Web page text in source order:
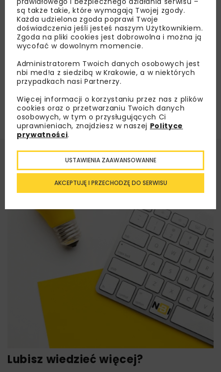
na linię KDP Warszawa – Łódź
Załaduj więcej...
Lubisz wiedzieć więcej?
są także takie, które wymagają Twojej zgody.
Każda udzielona zgoda poprawi Twoje
doświadczenia jeśli jesteś naszym Użytkownikiem.
Zgoda na pliki cookies jest dobrowolna i można ją
wycofać w dowolnym momencie.
Administratorem Twoich danych osobowych jest
nbi med!a z siedzibą w Krakowie, a w niektórych
przypadkach nasi Partnerzy.
Więcej informacji o korzystaniu przez nas z plików
cookies oraz o przetwarzaniu Twoich danych
osobowych, w tym o przysługujących Ci
uprawnieniach, znajdziesz w naszej Polityce
prywatności.
AKCEPTUJĘ I PRZECHODZĘ DO SERWISU
USTAWIENIA ZAAWANSOWANNE